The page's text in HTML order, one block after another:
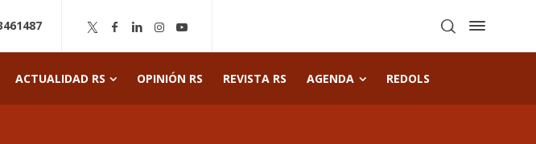
ACTUALIDAD RS OPINIÓN RS REVISTA RS AGENDA REDOLS